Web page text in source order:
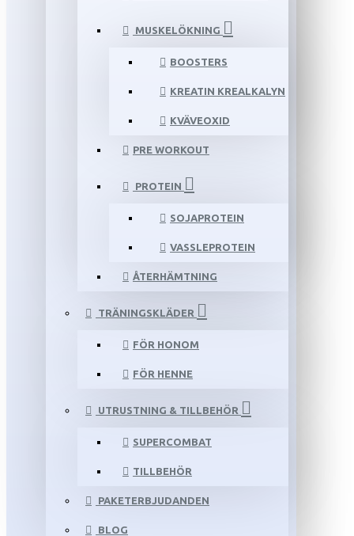
MUSKELÖKNING
BOOSTERS
KREATIN KREALKALYN
KVÄVEOXID
PRE WORKOUT
PROTEIN
SOJAPROTEIN
VASSLEPROTEIN
ÅTERHÄMTNING
TRÄNINGSKLÄDER
FÖR HONOM
FÖR HENNE
UTRUSTNING & TILLBEHÖR
SUPERCOMBAT
TILLBEHÖR
PAKETERBJUDANDEN
BLOG